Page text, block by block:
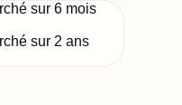
sur 6 mois
sur 2 ans